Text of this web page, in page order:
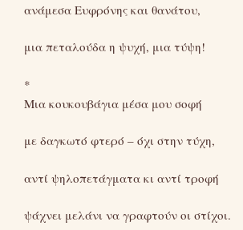
ανάμεσα Ευφρόνης και θανάτου,
μια πεταλούδα η ψυχή, μια τύψη!
*
Μια κουκουβάγια μέσα μου σοφή
με δαγκωτό φτερό – όχι στην τύχη,
αντί ψηλοπετάγματα κι αντί τροφή
ψάχνει μελάνι να γραφτούν οι στίχοι.